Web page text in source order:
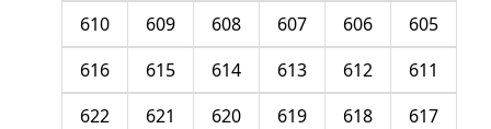
605
606
607
608
609
610
611
612
613
614
615
616
617
618
619
620
621
622